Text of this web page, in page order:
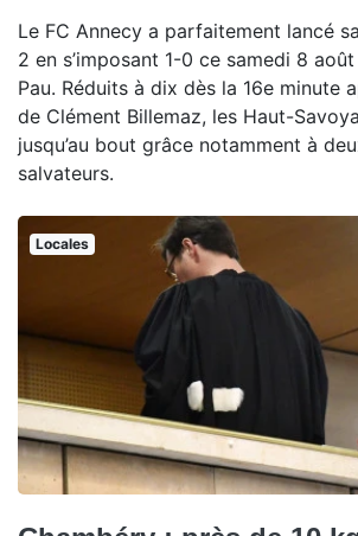
Le FC Annecy a parfaitement lancé
2 en s’imposant 1-0 ce samedi 8
Pau. Réduits à dix dès la 16e minute
de Clément Billemaz, les Haut-
jusqu’au bout grâce notamment à
salvateurs.
Locales